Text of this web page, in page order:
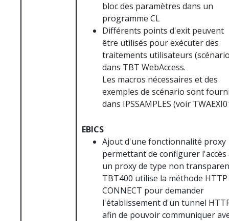
bloc des paramètres dans un
programme CL
Différents points d'exit peuvent
être utilisés pour exécuter des
traitements utilisateurs
dans TBT WebAccess.
Les macros nécessaires et des
exemples de scénario sont
dans IPSSAMPLES (voir
EBICS
Ajout d'une fonctionnalité proxy
permettant de configurer l'accès
un proxy de type non
TBT400 utilise la méthode HTTP
CONNECT pour demander
l'établissement d'un tunnel
afin de pouvoir communiquer